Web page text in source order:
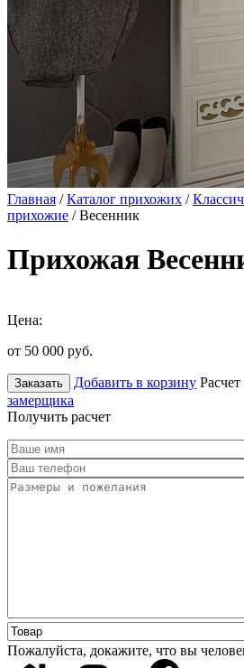
Главная /Каталог прихожих /
прихожие / Весенник
Прихожая
Цена:
от 50 000 руб.
Заказать Добавить в корзину
замерщика
Получить расчет
Пожалуйста, докажите, что вы